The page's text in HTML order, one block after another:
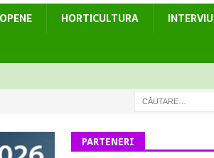
HORTICULTURA
INTERVIU
PARTENERI